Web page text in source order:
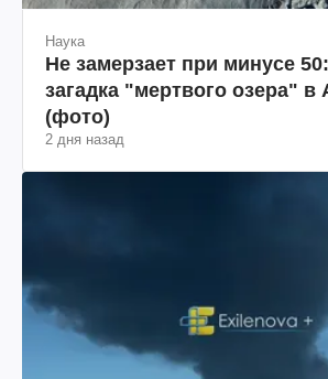
Наука
Не замерзает при минусе
загадка "мертвого озера" в
(фото)
2 дня назад